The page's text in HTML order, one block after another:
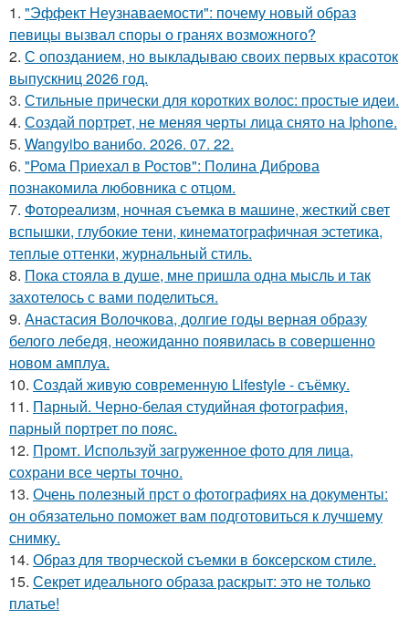
1. "Эффект Неузнаваемости": почему новый образ
певицы вызвал споры о гранях возможного?
2. С опозданием, но выкладываю своих первых красоток
выпускниц 2026 год.
3. Стильные прически для коротких волос: простые идеи.
4. Создай портрет, не меняя черты лица снято на Iphone.
5. Wangyibo ванибо. 2026. 07. 22.
6. "Рома Приехал в Ростов": Полина Диброва
познакомила любовника с отцом.
7. Фотореализм, ночная съемка в машине, жесткий свет
вспышки, глубокие тени, кинематографичная эстетика,
теплые оттенки, журнальный стиль.
8. Пока стояла в душе, мне пришла одна мысль и так
захотелось с вами поделиться.
9. Анастасия Волочкова, долгие годы верная образу
белого лебедя, неожиданно появилась в совершенно
новом амплуа.
10. Создай живую современную Lifestyle - съёмку.
11. Парный. Черно-белая студийная фотография,
парный портрет по пояс.
12. Промт. Используй загруженное фото для лица,
сохрани все черты точно.
13. Очень полезный прст о фотографиях на документы:
он обязательно поможет вам подготовиться к лучшему
снимку.
14. Образ для творческой съемки в боксерском стиле.
15. Секрет идеального образа раскрыт: это не только
платье!